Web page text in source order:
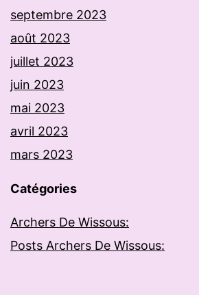
septembre 2023
août 2023
juillet 2023
juin 2023
mai 2023
avril 2023
mars 2023
Catégories
Archers De Wissous:
Posts Archers De Wissous: